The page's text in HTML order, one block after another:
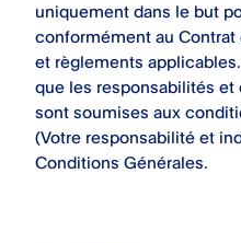
uniquement dans le but
conformément au
et règlements
que les responsabilités
sont soumises aux
(Votre responsabilité et
Conditions Générales.